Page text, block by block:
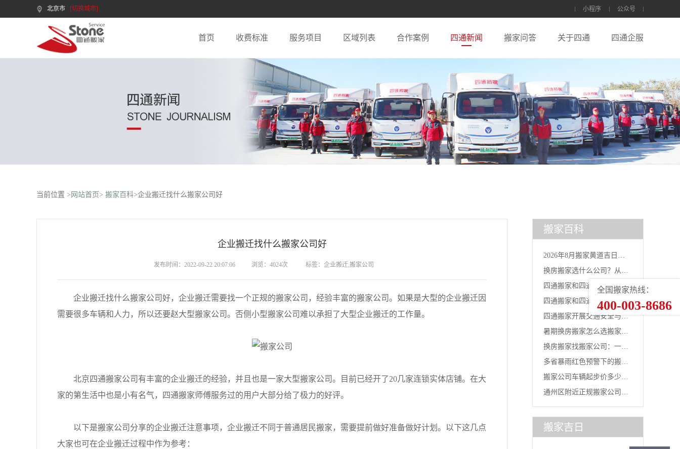
全国搬家热线：
400-003-8686
北京市 [切换城市] 小程序 公众号
首页 收费标准 服务项目 区域列表 合作案例 四通新闻 搬家问答 关于四通 四通企服
当前位置 > 网站首页> 搬家百科>企业搬迁找什么搬家公司好
企业搬迁找什么搬家公司好
发布时间：2022-09-22 20:07:06 浏览：4024次 标签：企业搬迁,搬家公司
企业搬迁找什么搬家公司好，企业搬迁需要找一个正规的搬家公司，经验丰富的搬家公司。如果是大型的企业搬迁因
需要很多车辆和人力，所以还要赵大型搬家公司。否侧小型搬家公司难以承担了大型企业搬迁的工作量。
北京四通搬家公司有丰富的企业搬迁的经验，并且也是一家大型搬家公司。目前已经开了20几家连锁实体店铺。在大
家的第生活中也是小有名气，四通搬家师傅服务过的用户大部分给了极力的好评。
以下是搬家公司分享的企业搬迁注意事项，企业搬迁不同于普通居民搬家，需要提前做好准备做好计划。以下这几点
大家也可在企业搬迁过程中作为参考：
搬家百科
2026年8月搬家黄道吉日一
换房搬家选什么公司？从台
四通搬家和四通物流是一家
四通搬家和四通物流有什么
四通搬家开展交通安全与行
暑期换房搬家怎么选搬家公
换房搬家找搬家公司：一线
多省暴雨红色预警下的搬家
搬家公司车辆起步价多少
通州区附近正规搬家公司｜
搬家吉日